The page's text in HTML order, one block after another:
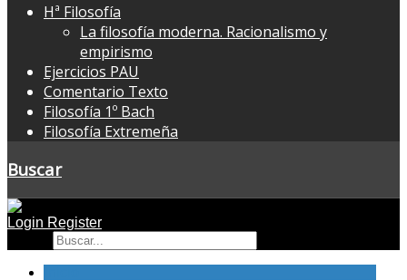
Hª Filosofía
La filosofía moderna. Racionalismo y
empirismo
Ejercicios PAU
Comentario Texto
Filosofía 1º Bach
Filosofía Extremeña
Buscar
Login Register